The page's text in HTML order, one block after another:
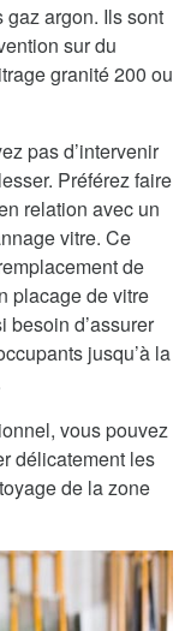
argon. Ils sont
sur du
granité 200 ou
pas d’intervenir
Préférez faire
relation avec un
vitre. Ce
de
placage de vitre
besoin d’assurer
jusqu’à la
vous pouvez
délicatement les
de la zone